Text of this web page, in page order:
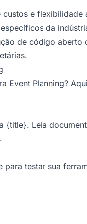
e flexibilidade
da
de código aberto
Event Planning?
{title}. Leia
para testar sua